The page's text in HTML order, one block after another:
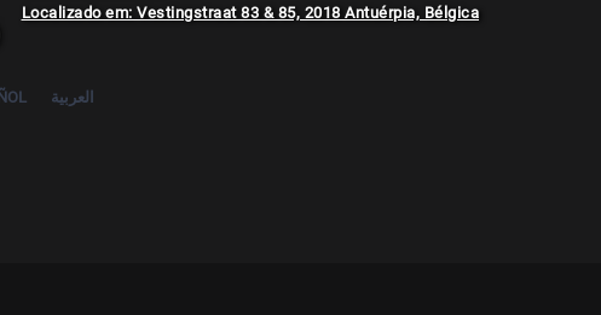
Localizado em: Vestingstraat 83 & 85, 2018 Antuérpia, Bélgica
العربية